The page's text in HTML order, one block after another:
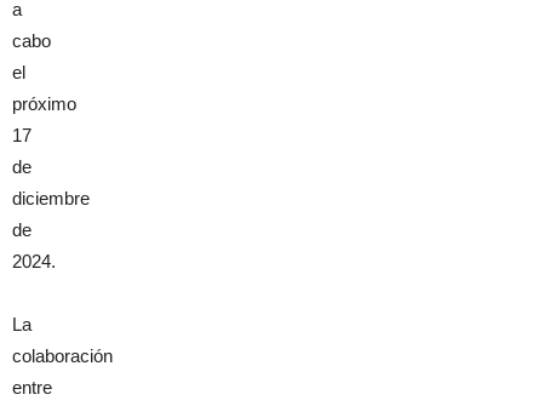
a
cabo
el
próximo
17
de
diciembre
de
2024.
La
colaboración
entre